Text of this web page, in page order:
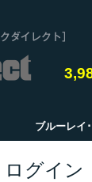
ブルーレイ
ログイン